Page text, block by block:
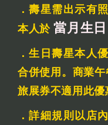
．壽星需出示有
本人於當月生日
．生日壽星本人
合併使用。商業午
旅展券不適用此優
．詳細規則以店